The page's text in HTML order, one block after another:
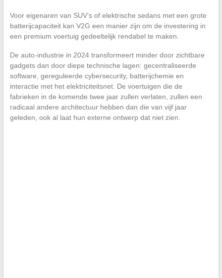
Voor eigenaren van SUV’s of elektrische sedans met een grote
batterijcapaciteit kan V2G een manier zijn om de investering in
een premium voertuig gedeeltelijk rendabel te maken.
De auto-industrie in 2024 transformeert minder door zichtbare
gadgets dan door diepe technische lagen: gecentraliseerde
software, gereguleerde cybersecurity, batterijchemie en
interactie met het elektriciteitsnet. De voertuigen die de
fabrieken in de komende twee jaar zullen verlaten, zullen een
radicaal andere architectuur hebben dan die van vijf jaar
geleden, ook al laat hun externe ontwerp dat niet zien.